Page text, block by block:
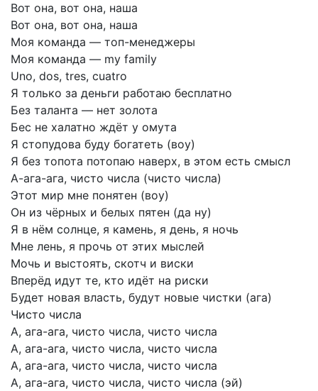
Вот она, вот она, наша
Вот она, вот она, наша
Моя команда — топ-менеджеры
Моя команда — my family
Uno, dos, tres, cuatro
Я только за деньги работаю бесплатно
Без таланта — нет золота
Бес не халатно ждёт у омута
Я стопудова буду богатеть (воу)
Я без топота потопаю наверх, в этом есть смысл
А-ага-ага, чисто числа (чисто числа)
Этот мир мне понятен (воу)
Он из чёрных и белых пятен (да ну)
Я в нём солнце, я камень, я день, я ночь
Мне лень, я прочь от этих мыслей
Мочь и выстоять, скотч и виски
Вперёд идут те, кто идёт на риски
Будет новая власть, будут новые чистки (ага)
Чисто числа
А, ага-ага, чисто числа, чисто числа
А, ага-ага, чисто числа, чисто числа
А, ага-ага, чисто числа, чисто числа
А, ага-ага, чисто числа, чисто числа (эй)